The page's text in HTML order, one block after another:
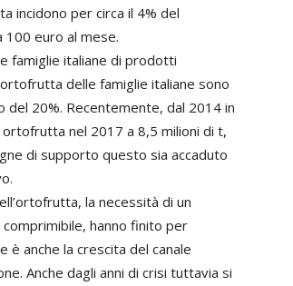
incidono per circa il 4% del
euro al mese.
famiglie italiane di prodotti
delle famiglie italiane sono
del 20%. Recentemente, dal 2014 in
nel 2017 a 8,5 milioni di t,
di supporto questo sia accaduto
la necessità di un
hanno finito per
anche la crescita del canale
Anche dagli anni di crisi tuttavia si